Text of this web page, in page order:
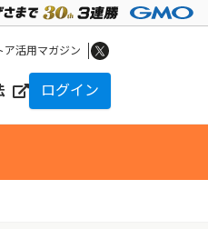
ア活用マガジン
ログイン